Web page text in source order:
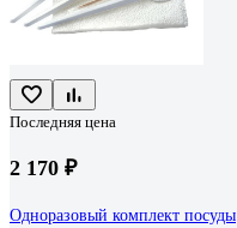
Последняя цена
2 170 ₽
Одноразовый комплект посуды